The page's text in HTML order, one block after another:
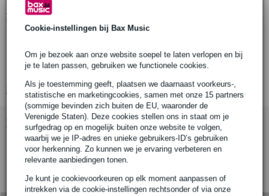
Cookie-instellingen bij Bax Music
Om je bezoek aan onze website soepel te laten verlopen en bij
je te laten passen, gebruiken we functionele cookies.
Als je toestemming geeft, plaatsen we daarnaast voorkeurs-,
statistische en marketingcookies, samen met onze 15 partners
(sommige bevinden zich buiten de EU, waaronder de
Verenigde Staten). Deze cookies stellen ons in staat om je
surfgedrag op en mogelijk buiten onze website te volgen,
waarbij we je IP-adres en unieke gebruikers-ID’s gebruiken
voor herkenning. Zo kunnen we je ervaring verbeteren en
relevante aanbiedingen tonen.
Je kunt je cookievoorkeuren op elk moment aanpassen of
intrekken via de cookie-instellingen rechtsonder of via onze
Productinformatie
te gebruiken met alle ELX200-serie speakers
kleur: wit
Bekijk alle productspecificaties
Bekijk ook eens (1)